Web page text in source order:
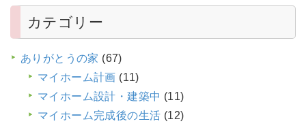
カテゴリー
ありがとうの家 (67)
マイホーム計画 (11)
マイホーム設計・建築中 (11)
マイホーム完成後の生活 (12)